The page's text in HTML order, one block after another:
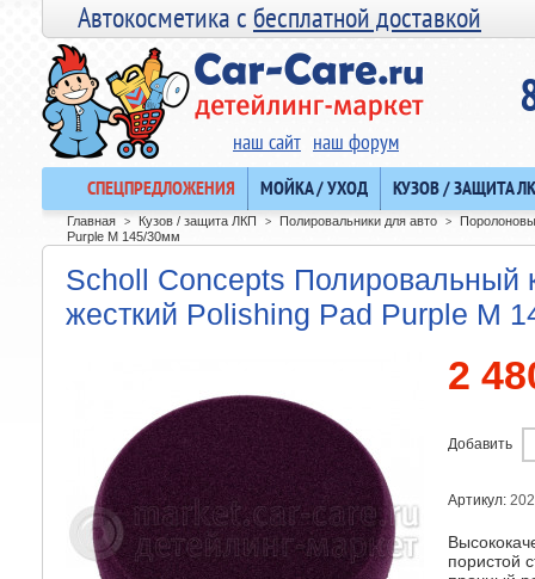
Автокосметика сбесплатной доставкой
наш сайт наш форум
СПЕЦПРЕДЛОЖЕНИЯ МОЙКА / УХОД КУЗОВ / ЗАЩИТА
Главная > Кузов / защита ЛКП > Полировальники для авто >
Purple M 145/30мм
Scholl Concepts Полировальный
жесткий Polishing Pad Purple M
2
Добавить
Артикул:
пористой